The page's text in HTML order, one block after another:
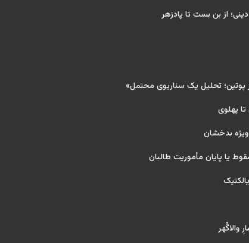
از بن بست تا پادزهر
پوتین؛ تحلیل یک سناریوی محتمل»
پهلوی
بدخشان
یا پایان مأموریت طالبان
والاگُهر